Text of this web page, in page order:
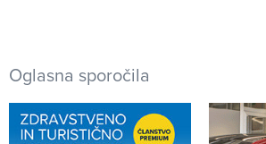
Oglasna sporočila